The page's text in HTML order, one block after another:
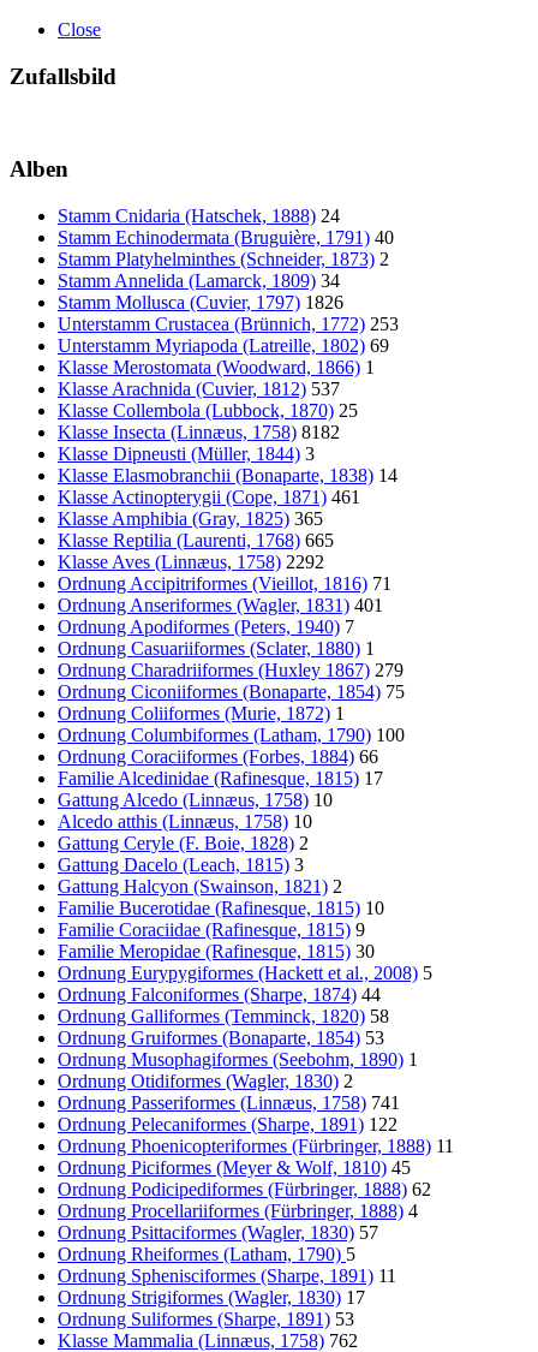
Close
Zufallsbild
Alben
Stamm Cnidaria (Hatschek, 1888) 24
Stamm Echinodermata (Bruguière, 1791) 40
Stamm Platyhelminthes (Schneider, 1873) 2
Stamm Annelida (Lamarck, 1809) 34
Stamm Mollusca (Cuvier, 1797) 1826
Unterstamm Crustacea (Brünnich, 1772) 253
Unterstamm Myriapoda (Latreille, 1802) 69
Klasse Merostomata (Woodward, 1866) 1
Klasse Arachnida (Cuvier, 1812) 537
Klasse Collembola (Lubbock, 1870) 25
Klasse Insecta (Linnæus, 1758) 8182
Klasse Dipneusti (Müller, 1844) 3
Klasse Elasmobranchii (Bonaparte, 1838) 14
Klasse Actinopterygii (Cope, 1871) 461
Klasse Amphibia (Gray, 1825) 365
Klasse Reptilia (Laurenti, 1768) 665
Klasse Aves (Linnæus, 1758) 2292
Ordnung Accipitriformes (Vieillot, 1816) 71
Ordnung Anseriformes (Wagler, 1831) 401
Ordnung Apodiformes (Peters, 1940) 7
Ordnung Casuariiformes (Sclater, 1880) 1
Ordnung Charadriiformes (Huxley 1867) 279
Ordnung Ciconiiformes (Bonaparte, 1854) 75
Ordnung Coliiformes (Murie, 1872) 1
Ordnung Columbiformes (Latham, 1790) 100
Ordnung Coraciiformes (Forbes, 1884) 66
Familie Alcedinidae (Rafinesque, 1815) 17
Gattung Alcedo (Linnæus, 1758) 10
Alcedo atthis (Linnæus, 1758) 10
Gattung Ceryle (F. Boie, 1828) 2
Gattung Dacelo (Leach, 1815) 3
Gattung Halcyon (Swainson, 1821) 2
Familie Bucerotidae (Rafinesque, 1815) 10
Familie Coraciidae (Rafinesque, 1815) 9
Familie Meropidae (Rafinesque, 1815) 30
Ordnung Eurypygiformes (Hackett et al., 2008) 5
Ordnung Falconiformes (Sharpe, 1874) 44
Ordnung Galliformes (Temminck, 1820) 58
Ordnung Gruiformes (Bonaparte, 1854) 53
Ordnung Musophagiformes (Seebohm, 1890) 1
Ordnung Otidiformes (Wagler, 1830) 2
Ordnung Passeriformes (Linnæus, 1758) 741
Ordnung Pelecaniformes (Sharpe, 1891) 122
Ordnung Phoenicopteriformes (Fürbringer, 1888) 11
Ordnung Piciformes (Meyer & Wolf, 1810) 45
Ordnung Podicipediformes (Fürbringer, 1888) 62
Ordnung Procellariiformes (Fürbringer, 1888) 4
Ordnung Psittaciformes (Wagler, 1830) 57
Ordnung Rheiformes (Latham, 1790) 5
Ordnung Sphenisciformes (Sharpe, 1891) 11
Ordnung Strigiformes (Wagler, 1830) 17
Ordnung Suliformes (Sharpe, 1891) 53
Klasse Mammalia (Linnæus, 1758) 762